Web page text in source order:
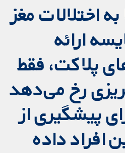
به اختلالات مغز
ارائه
پلاکت، فقط
رخ می‌دهد
پیشگیری از
افراد داده